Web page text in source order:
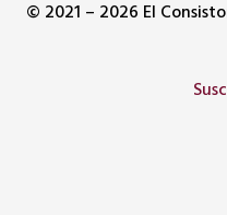
© 2021 – 2026 El